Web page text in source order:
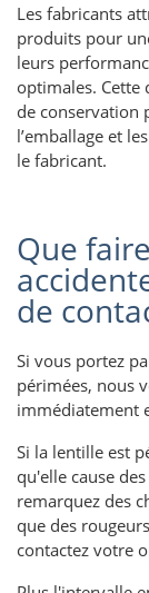
Les fabricants
produits pour
leurs
optimales. Cette
de conservation
l’emballage et
le fabricant.
Que
de
Si vous portez
périmées, nous
immédiatement
Si la lentille est
qu'elle cause
remarquez des
que des
contactez votre